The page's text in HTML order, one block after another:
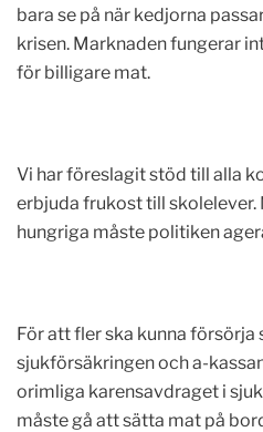
bara se på när kedjorna
krisen. Marknaden fungerar
för billigare mat.
Vi har föreslagit stöd till alla
erbjuda frukost till skolelever.
hungriga måste politiken
För att fler ska kunna
sjukförsäkringen och a-
orimliga karensavdraget i
måste gå att sätta mat på